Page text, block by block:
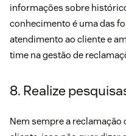
informações sobre
conhecimento é uma das
atendimento ao cliente e
time na gestão de
8. Realize
Nem sempre a